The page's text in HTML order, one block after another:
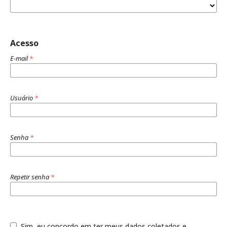
Acesso
E-mail*
Usuário *
Senha *
Repetir senha *